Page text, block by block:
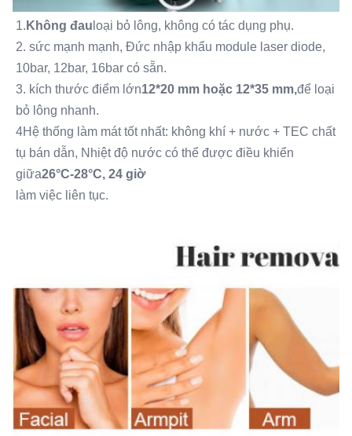
Diode Laser Wavelength:
808nm±5nm hoặc 755/808/1064±5nm
Big Spot Size 4Cm2:
14*14mm, 12*20mm, 15*27, 12*35
Skin Type:
I-VI
600W 800W 1000W 1200W 1600W
Software Manu Language:
Beauty Salon Equipment:
giá máy tẩy lông bằng laser alexandrite
HD Laser Beauty Equipment:
Triệt lông bằng laser 3D Diode, trẻ hóa da
Quality Certification:
Nhà cung cấp MDSAP CE ISO13485 TGA
Aesthetic Machines Type:
Laser alexandrite diode 808nm được MDSAP phê
1. Không đau loại bỏ lông, không có tác dụng phụ.
2. sức mạnh mạnh, Đức nhập khẩu module laser diode,
10bar, 12bar, 16bar có sẵn.
3. kích thước điểm lớn12*20 mm hoặc 12*35 mm,để loại
bỏ lông nhanh.
4Hệ thống làm mát tốt nhất: không khí + nước + TEC chất
tụ bán dẫn, Nhiệt độ nước có thể được điều khiển
giữa26°C-28°C, 24 giờ
làm việc liên tục.